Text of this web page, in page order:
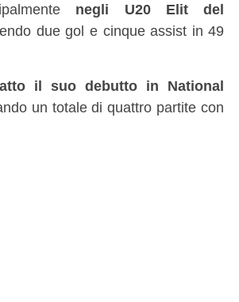
negli U20 Elit del
due gol e cinque assist in 49
il suo debutto in National
un totale di quattro partite con